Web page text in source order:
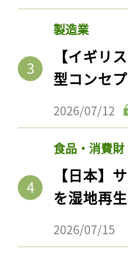
製造業
【イギリ
型コンセ
2026/07/12
食品・消費
【日本】
を湿地再
2026/07/15